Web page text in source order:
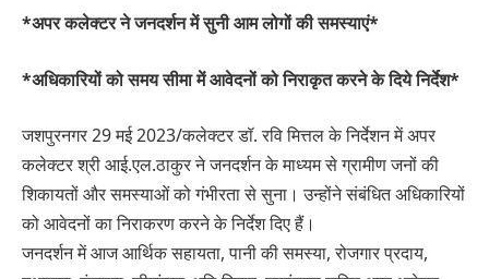
*अपर कलेक्टर ने जनदर्शन में सुनी आम लोगों की समस्याएं*
*अधिकारियों को समय सीमा में आवेदनों को निराकृत करने के दिये निर्देश*
जशपुरनगर 29 मई 2023/कलेक्टर डॉ. रवि मित्तल के निर्देशन में अपर
कलेक्टर श्री आई.एल.ठाकुर ने जनदर्शन के माध्यम से ग्रामीण जनों की
शिकायतों और समस्याओं को गंभीरता से सुना। उन्होंने संबंधित अधिकारियों
को आवेदनों का निराकरण करने के निर्देश दिए हैं।
जनदर्शन में आज आर्थिक सहायता, पानी की समस्या, रोजगार प्रदाय,